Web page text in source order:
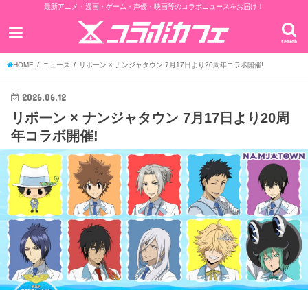
最新アニメ・漫画・ゲーム・声優・映画等のコラボニュースをお届け！
search
HOME ニュース リボーン × ナンジャタウン 7月17日より20周年コラボ開催!
2026.06.12
リボーン × ナンジャタウン 7月17日より20周
年コラボ開催!